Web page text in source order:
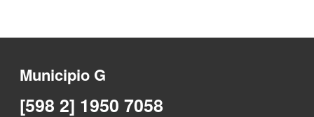
Municipio G
[598 2] 1950 7058